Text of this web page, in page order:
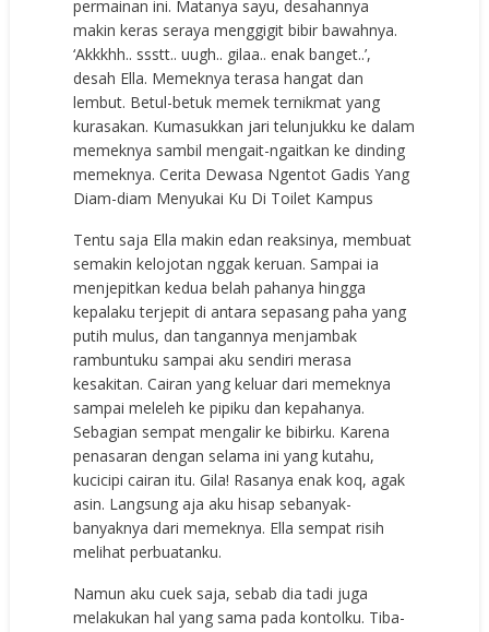
permainan ini. Matanya sayu, desahannya
makin keras seraya menggigit bibir bawahnya.
‘Akkkhh.. ssstt.. uugh.. gilaa.. enak banget..’,
desah Ella. Memeknya terasa hangat dan
lembut. Betul-betuk memek ternikmat yang
kurasakan. Kumasukkan jari telunjukku ke dalam
memeknya sambil mengait-ngaitkan ke dinding
memeknya. Cerita Dewasa Ngentot Gadis Yang
Diam-diam Menyukai Ku Di Toilet Kampus
Tentu saja Ella makin edan reaksinya, membuat
semakin kelojotan nggak keruan. Sampai ia
menjepitkan kedua belah pahanya hingga
kepalaku terjepit di antara sepasang paha yang
putih mulus, dan tangannya menjambak
rambuntuku sampai aku sendiri merasa
kesakitan. Cairan yang keluar dari memeknya
sampai meleleh ke pipiku dan kepahanya.
Sebagian sempat mengalir ke bibirku. Karena
penasaran dengan selama ini yang kutahu,
kucicipi cairan itu. Gila! Rasanya enak koq, agak
asin. Langsung aja aku hisap sebanyak-
banyaknya dari memeknya. Ella sempat risih
melihat perbuatanku.
Namun aku cuek saja, sebab dia tadi juga
melakukan hal yang sama pada kontolku. Tiba-